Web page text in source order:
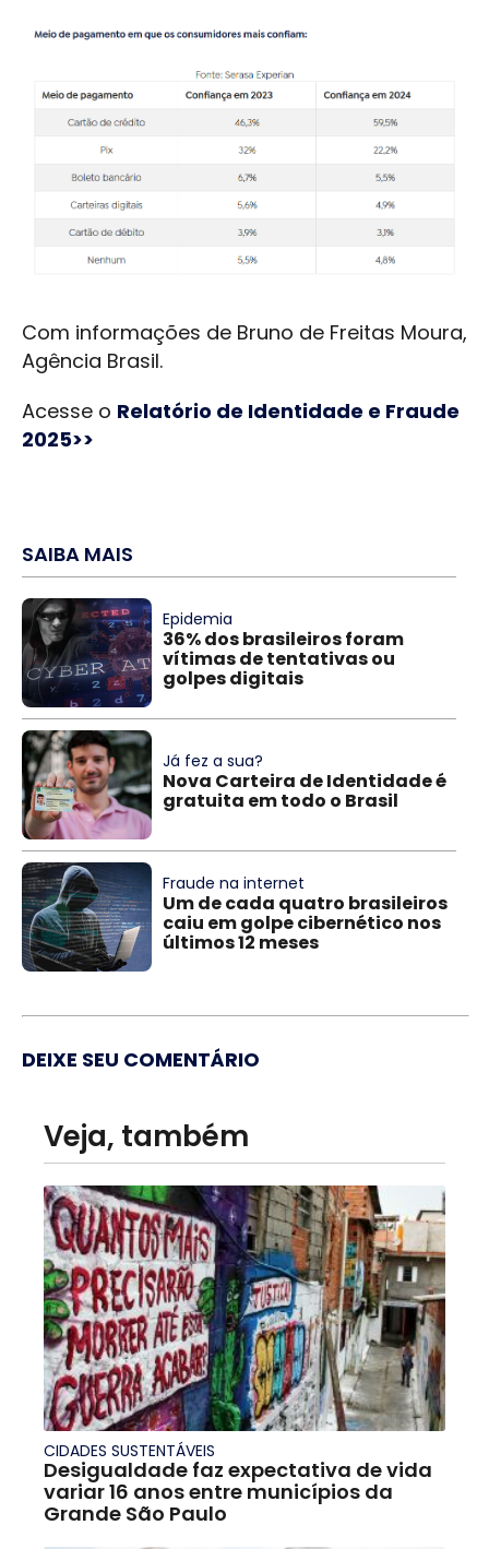
Com informações de Bruno de Freitas Moura,
Agência Brasil.
Acesse o Relatório de Identidade e Fraude
2025>>
SAIBA MAIS
Epidemia
36% dos brasileiros foram
vítimas de tentativas ou
golpes digitais
Já fez a sua?
Nova Carteira de Identidade é
gratuita em todo o Brasil
Fraude na internet
Um de cada quatro brasileiros
caiu em golpe cibernético nos
últimos 12 meses
DEIXE SEU COMENTÁRIO
Veja, também
CIDADES SUSTENTÁVEIS
Desigualdade faz expectativa de vida
variar 16 anos entre municípios da
Grande São Paulo